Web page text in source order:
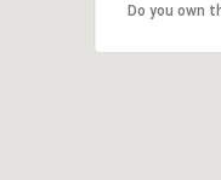
Do you own